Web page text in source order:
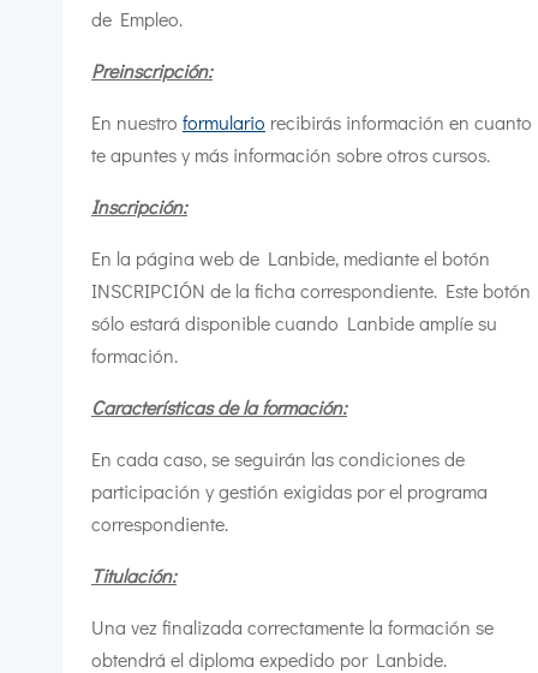
de Empleo.
Preinscripción:
En nuestro formulario recibirás información en cuanto
te apuntes y más información sobre otros cursos.
Inscripción:
En la página web de Lanbide, mediante el botón
INSCRIPCIÓN de la ficha correspondiente. Este botón
sólo estará disponible cuando Lanbide amplíe su
formación.
Características de la formación:
En cada caso, se seguirán las condiciones de
participación y gestión exigidas por el programa
correspondiente.
Titulación:
Una vez finalizada correctamente la formación se
obtendrá el diploma expedido por Lanbide.